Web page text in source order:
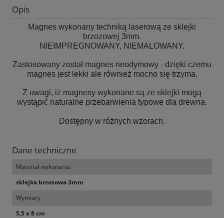
Opis
Magnes wykonany techniką laserową ze sklejki
brzozowej 3mm.
NIEIMPREGNOWANY, NIEMALOWANY.
Zastosowany został magnes neodymowy - dzięki czemu
magnes jest lekki ale również mocno się trzyma.
Z uwagi, iż magnesy wykonane są ze sklejki mogą
wystąpić naturalne przebarwienia typowe dla drewna.
Dostępny w różnych wzorach.
Dane techniczne
Materiał wykonania
sklejka brzozowa 3mm
Wymiary
5,5 x 8 cm